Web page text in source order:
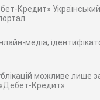
Кредит»
медіа;
можливе лише
Кредит»